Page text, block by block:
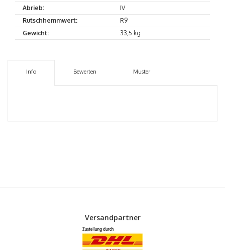
Abrieb:
IV
Rutschhemmwert:
R9
Gewicht:
33,5 kg
Info Bewerten Muster
Versandpartner